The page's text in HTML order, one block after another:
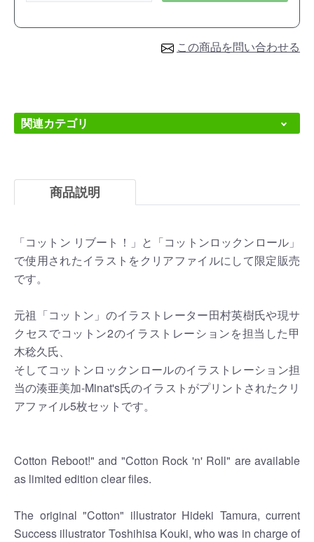
この商品を問い合わせる
関連カテゴリ
商品説明
「コットン リブート！」と「コットンロックンロール」
で使用されたイラストをクリアファイルにして限定販売
です。
元祖「コットン」のイラストレーター田村英樹氏や現サ
クセスでコットン2のイラストレーションを担当した甲
木稔久氏、
そしてコットンロックンロールのイラストレーション担
当の湊亜美加-Minat's氏のイラストがプリントされたクリ
アファイル5枚セットです。
Cotton Reboot!" and "Cotton Rock 'n' Roll" are available
as limited edition clear files.
The original "Cotton" illustrator Hideki Tamura, current
Success illustrator Toshihisa Kouki, who was in charge of